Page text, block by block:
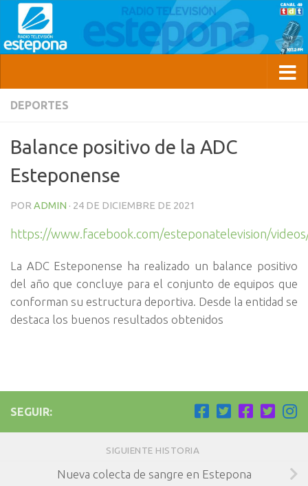
DEPORTES
Balance positivo de la ADC
Esteponense
POR ADMIN · 24 DE DICIEMBRE DE 2021
https://www.facebook.com/esteponatelevision/
La ADC Esteponense ha realizado un balance positivo
del año que concluye para el conjunto de equipos que
conforman su estructura deportiva. Desde la entidad se
destaca los buenos resultados obtenidos
SEGUIR:
SIGUIENTE HISTORIA
Nueva colecta de sangre en Estepona